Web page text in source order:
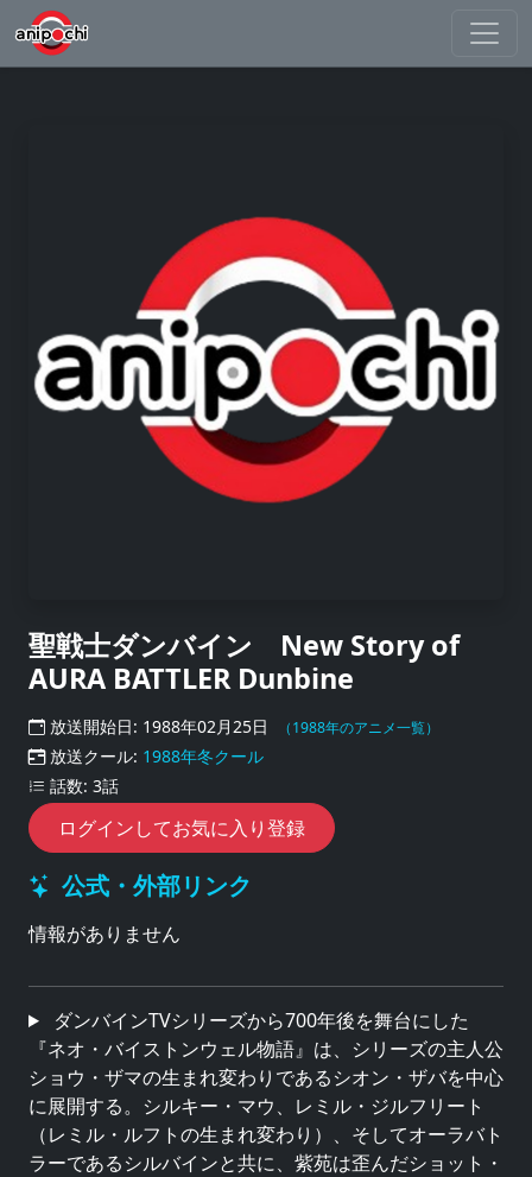
聖戦士ダンバイン New Story of
AURA BATTLER Dunbine
放送開始日: 1988年02月25日 （1988年のアニメ一覧）
放送クール: 1988年冬クール
話数: 3話
ログインしてお気に入り登録
公式・外部リンク
情報がありません
ダンバインTVシリーズから700年後を舞台にした
『ネオ・バイストンウェル物語』は、シリーズの主人公
ショウ・ザマの生まれ変わりであるシオン・ザバを中心
に展開する。シルキー・マウ、レミル・ジルフリート
（レミル・ルフトの生まれ変わり）、そしてオーラバト
ラーであるシルバインと共に、紫苑は歪んだショット・